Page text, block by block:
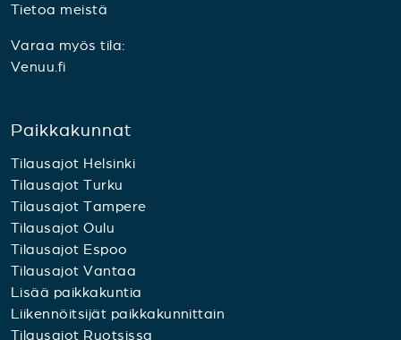
Tietoa meistä
Varaa myös tila:
Venuu.fi
Paikkakunnat
Tilausajot Helsinki
Tilausajot Turku
Tilausajot Tampere
Tilausajot Oulu
Tilausajot Espoo
Tilausajot Vantaa
Lisää paikkakuntia
Liikennöitsijät paikkakunnittain
Tilausajot Ruotsissa